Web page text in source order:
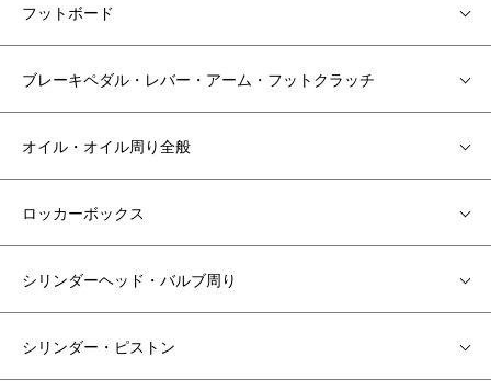
フットボード
ブレーキペダル・レバー・アーム・フットクラッチ
オイル・オイル周り全般
ロッカーボックス
シリンダーヘッド・バルブ周り
シリンダー・ピストン